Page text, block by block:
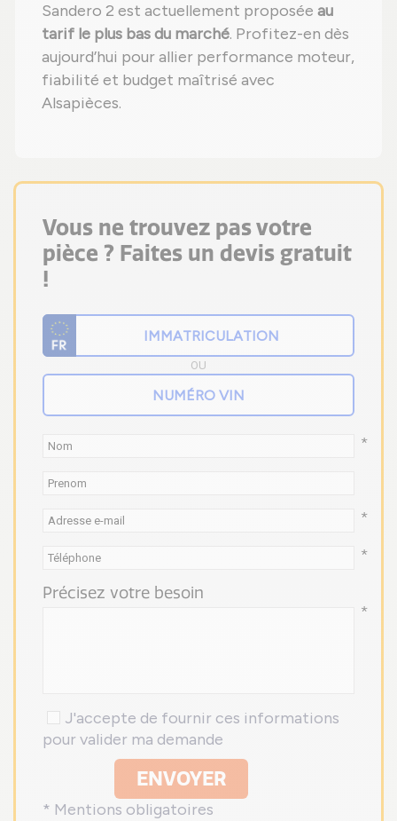
Sandero 2 est actuellement proposée au
tarif le plus bas du marché. Profitez-en dès
aujourd’hui pour allier performance moteur,
fiabilité et budget maîtrisé avec
Alsapièces.
Vous ne trouvez pas votre
pièce ? Faites un devis gratuit
!
OU
*
*
*
Précisez votre besoin
*
J'accepte de fournir ces informations
pour valider ma demande
ENVOYER
* Mentions obligatoires